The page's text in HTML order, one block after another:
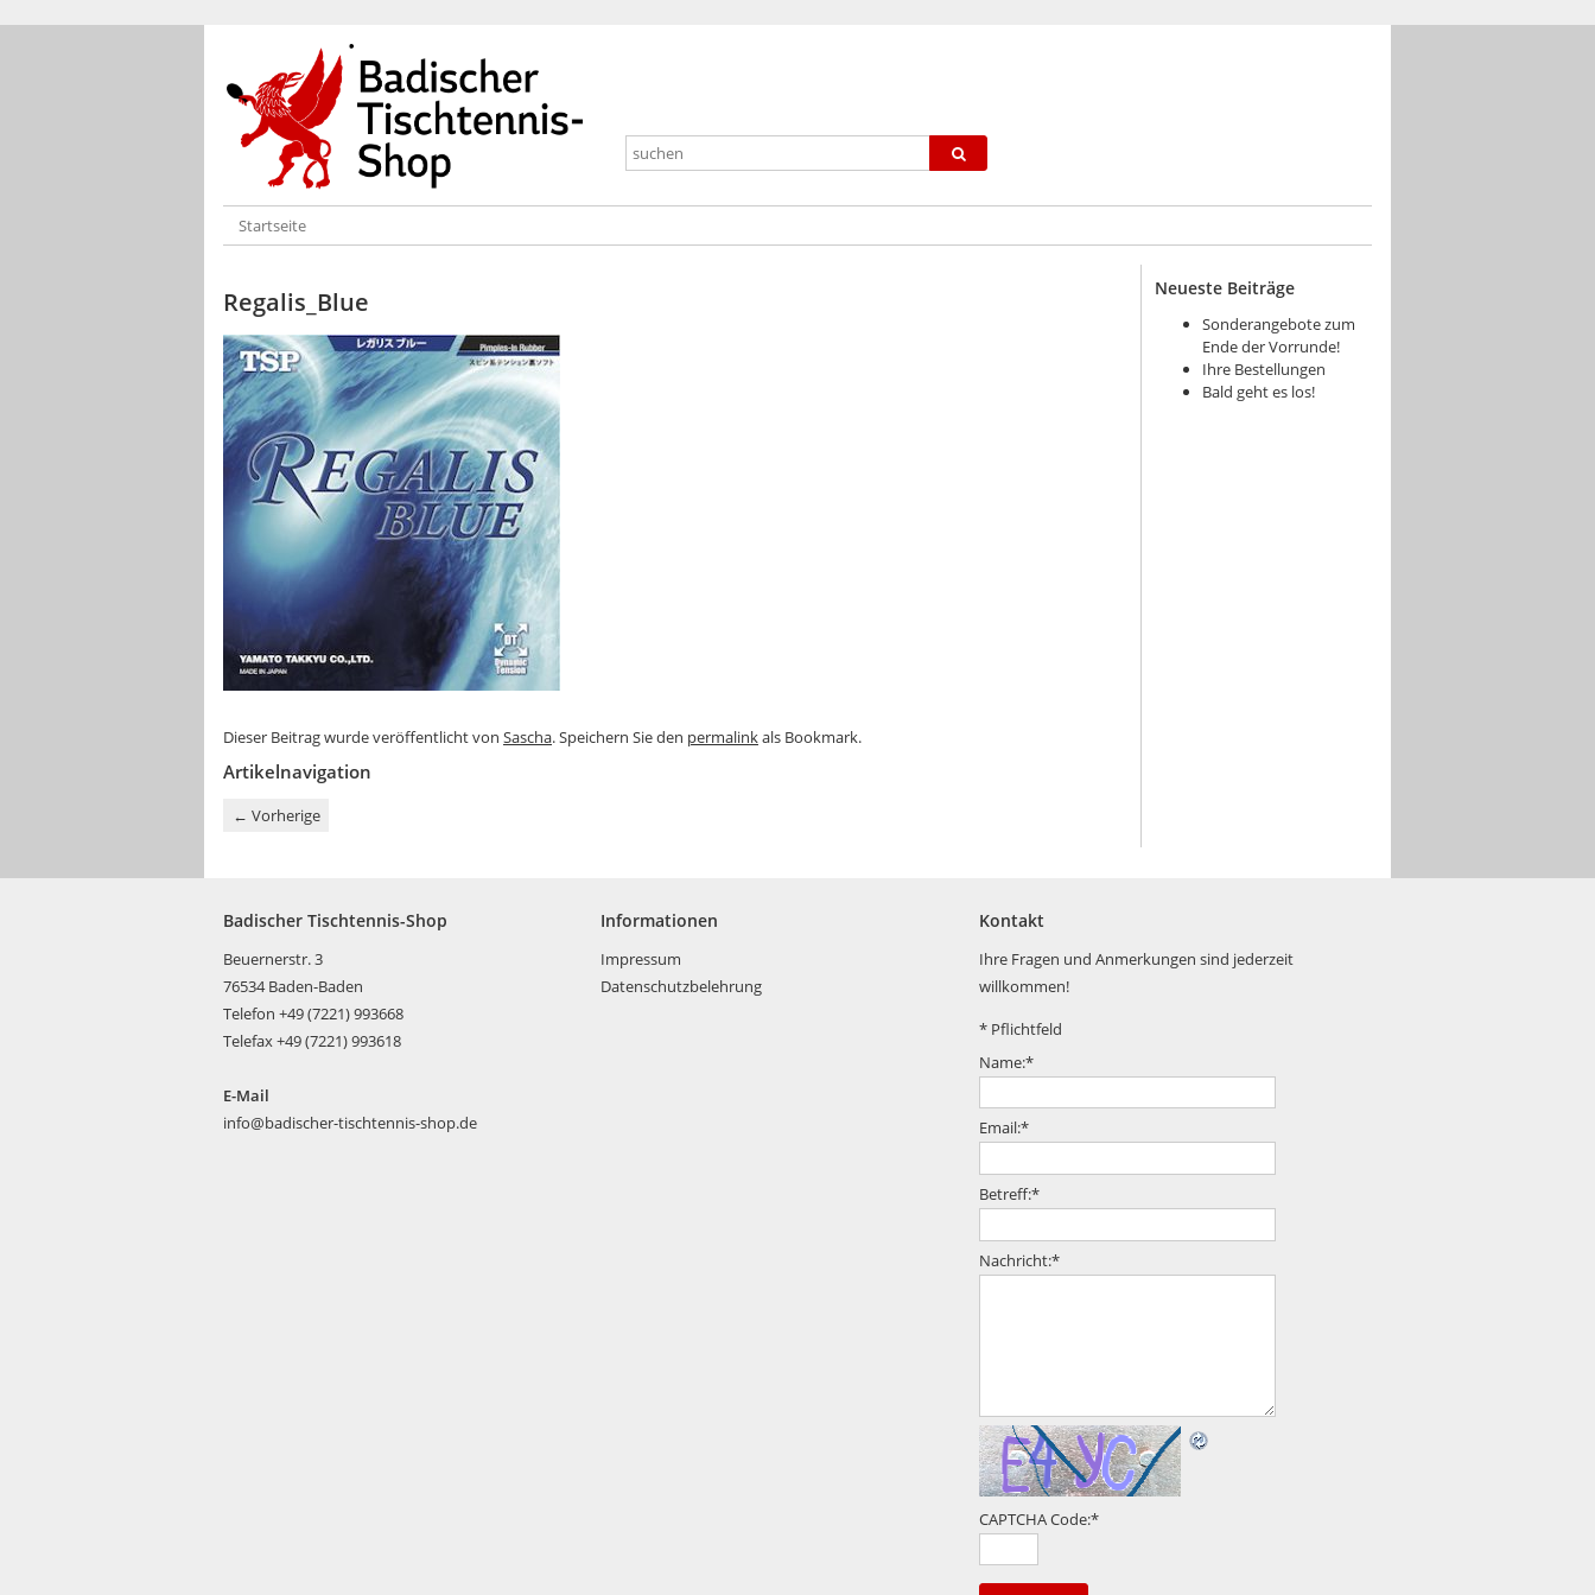
Startseite
Regalis_Blue
Dieser Beitrag wurde veröffentlicht von Sascha. Speichern Sie den permalinkals Bookmark.
Artikelnavigation
← Vorherige
Neueste Beiträge
Sonderangebote zum
Ende der Vorrunde!
Ihre Bestellungen
Bald geht es los!
Badischer Tischtennis-Shop
Beuernerstr. 3
76534 Baden-Baden
Telefon +49 (7221) 993668
Telefax +49 (7221) 993618
E-Mail
info@badischer-tischtennis-shop.de
Informationen
Impressum
Datenschutzbelehrung
Kontakt
Ihre Fragen und Anmerkungen sind jederzeit
willkommen!
* Pflichtfeld
Name:*
Email:*
Betreff:*
Nachricht:*
CAPTCHA Code:*